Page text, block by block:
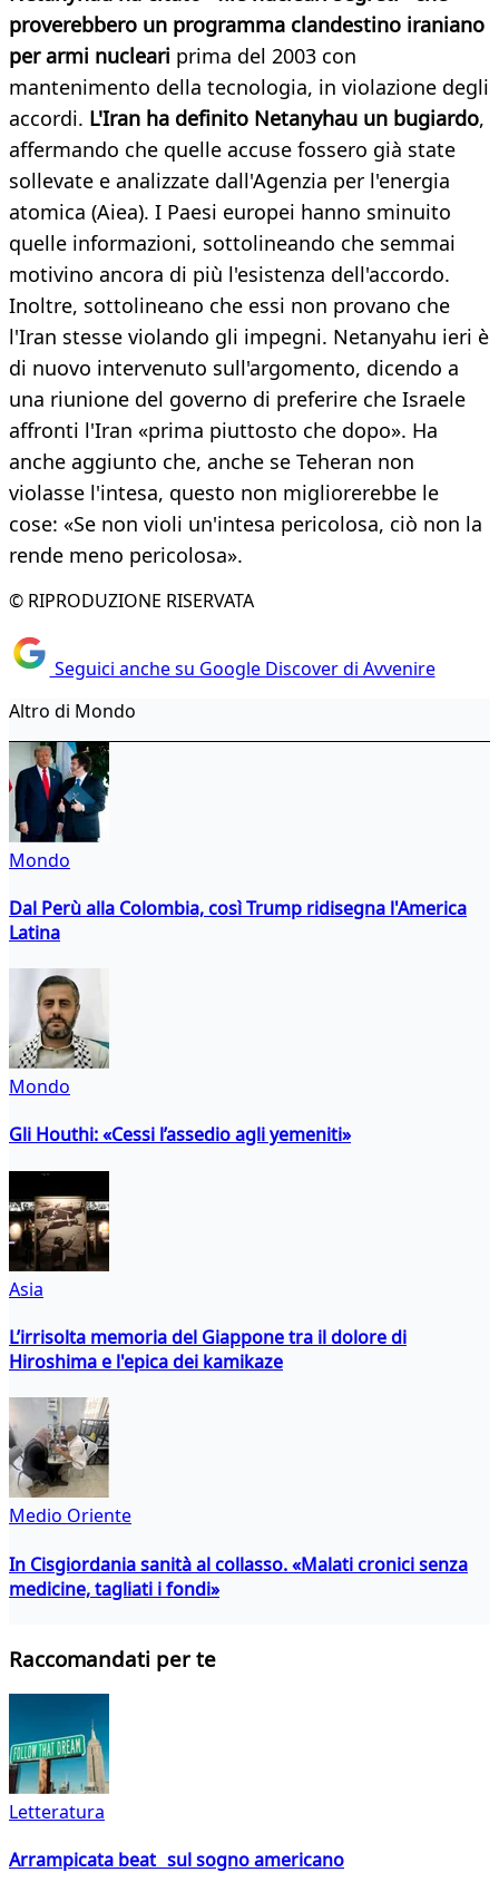
proverebbero un programma clandestino iraniano
per armi nucleari prima del 2003 con
mantenimento della tecnologia, in violazione degli
accordi. L'Iran ha definito Netanyhau un bugiardo,
affermando che quelle accuse fossero già state
sollevate e analizzate dall'Agenzia per l'energia
atomica (Aiea). I Paesi europei hanno sminuito
quelle informazioni, sottolineando che semmai
motivino ancora di più l'esistenza dell'accordo.
Inoltre, sottolineano che essi non provano che
l'Iran stesse violando gli impegni. Netanyahu ieri è
di nuovo intervenuto sull'argomento, dicendo a
una riunione del governo di preferire che Israele
affronti l'Iran «prima piuttosto che dopo». Ha
anche aggiunto che, anche se Teheran non
violasse l'intesa, questo non migliorerebbe le
cose: «Se non violi un'intesa pericolosa, ciò non la
rende meno pericolosa».
© RIPRODUZIONE RISERVATA
Seguici anche su Google Discover di Avvenire
Altro di Mondo
Mondo
Dal Perù alla Colombia, così Trump ridisegna l'America
Latina
Mondo
Gli Houthi: «Cessi l’assedio agli yemeniti»
Asia
L’irrisolta memoria del Giappone tra il dolore di
Hiroshima e l'epica dei kamikaze
Medio Oriente
In Cisgiordania sanità al collasso. «Malati cronici senza
medicine, tagliati i fondi»
Raccomandati per te
Letteratura
Arrampicata beat sul sogno americano